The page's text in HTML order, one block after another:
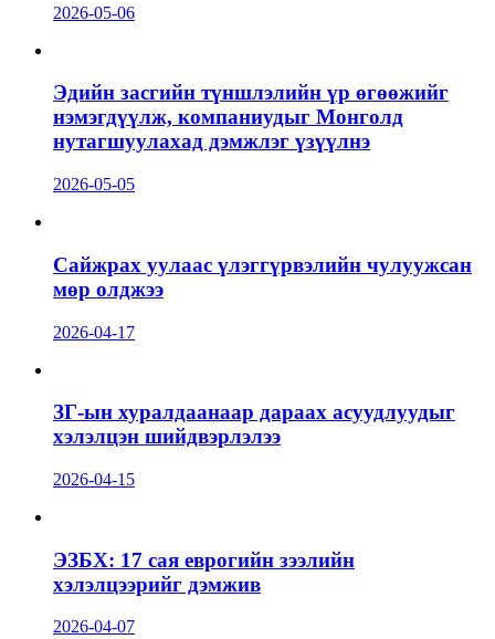
2026-05-06
Эдийн засгийн түншлэлийн үр өгөөжийг
нэмэгдүүлж, компаниудыг Монголд
нутагшуулахад дэмжлэг үзүүлнэ
2026-05-05
Сайжрах уулаас үлэггүрвэлийн чулуужсан
мөр олджээ
2026-04-17
ЗГ-ын хуралдаанаар дараах асуудлуудыг
хэлэлцэн шийдвэрлэлээ
2026-04-15
ЭЗБХ: 17 сая еврогийн зээлийн
хэлэлцээрийг дэмжив
2026-04-07